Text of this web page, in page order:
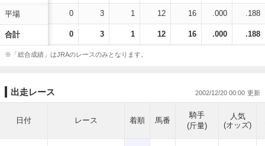
平場
合計
0 3 1 12 16 .000 .188
0 3 1 12 16 .000 .188
※「総合成績」はJRAのレースのみとなります。
出走レース 2002/12/20 00:00
日付 レース 着順 馬番
騎手
(斤量)
人気
(オッズ)